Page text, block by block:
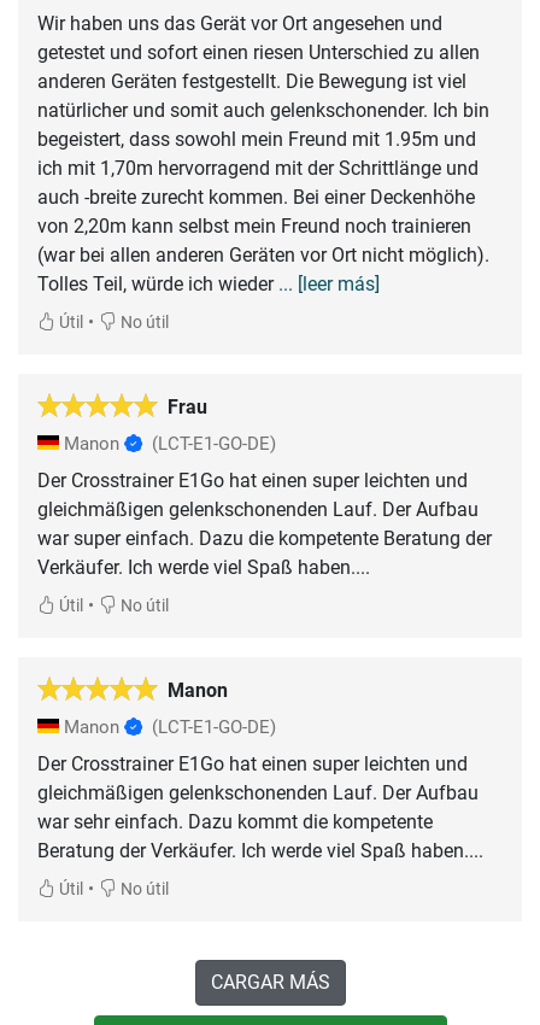
Wir haben uns das Gerät vor Ort angesehen und
getestet und sofort einen riesen Unterschied zu allen
anderen Geräten festgestellt. Die Bewegung ist viel
natürlicher und somit auch gelenkschonender. Ich bin
begeistert, dass sowohl mein Freund mit 1.95m und
ich mit 1,70m hervorragend mit der Schrittlänge und
auch -breite zurecht kommen. Bei einer Deckenhöhe
von 2,20m kann selbst mein Freund noch trainieren
(war bei allen anderen Geräten vor Ort nicht möglich).
Tolles Teil, würde ich wieder ... [leer más]
Útil • No útil
Frau
Manon (LCT-E1-GO-DE)
Der Crosstrainer E1Go hat einen super leichten und
gleichmäßigen gelenkschonenden Lauf. Der Aufbau
war super einfach. Dazu die kompetente Beratung der
Verkäufer. Ich werde viel Spaß haben....
Útil • No útil
Manon
Manon (LCT-E1-GO-DE)
Der Crosstrainer E1Go hat einen super leichten und
gleichmäßigen gelenkschonenden Lauf. Der Aufbau
war sehr einfach. Dazu kommt die kompetente
Beratung der Verkäufer. Ich werde viel Spaß haben....
Útil • No útil
CARGAR MÁS